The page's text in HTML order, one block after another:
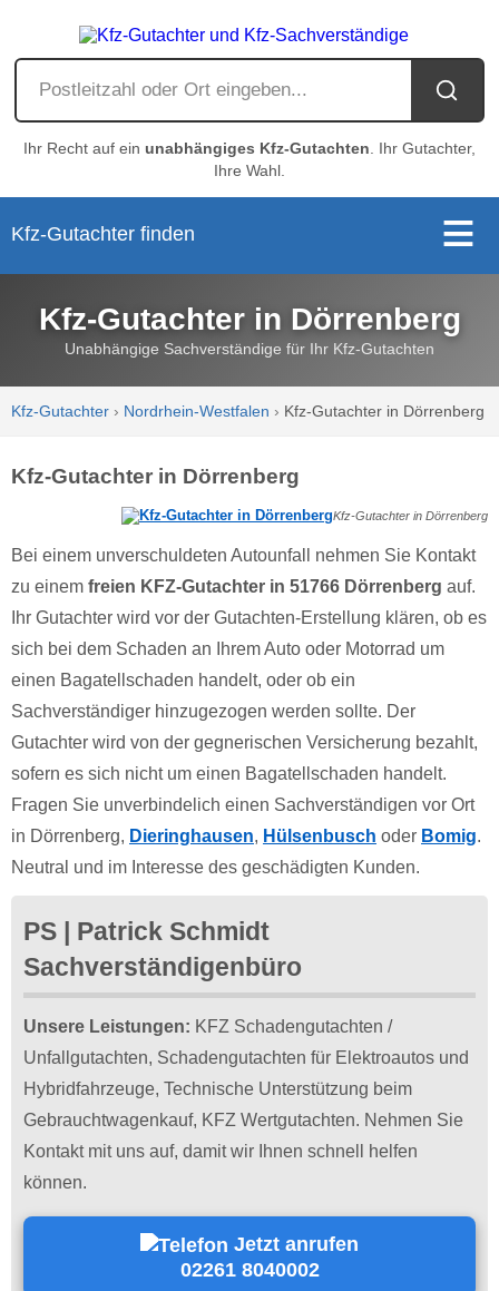
Ihr Recht auf ein unabhängiges Kfz-Gutachten . Ihr Gutachter,
Ihre Wahl.
Kfz-Gutachter finden
Kfz-Gutachter in Dörrenberg
Unabhängige Sachverständige für Ihr Kfz-Gutachten
Kfz-Gutachter › Nordrhein-Westfalen › Kfz-Gutachter in Dörrenberg
Kfz-Gutachter in Dörrenberg
Kfz-Gutachter in Dörrenberg
Bei einem unverschuldeten Autounfall nehmen Sie Kontakt
zu einem freien KFZ-Gutachter in 51766 Dörrenberg auf.
Ihr Gutachter wird vor der Gutachten-Erstellung klären, ob es
sich bei dem Schaden an Ihrem Auto oder Motorrad um
einen Bagatellschaden handelt, oder ob ein
Sachverständiger hinzugezogen werden sollte. Der
Gutachter wird von der gegnerischen Versicherung bezahlt,
sofern es sich nicht um einen Bagatellschaden handelt.
Fragen Sie unverbindelich einen Sachverständigen vor Ort
in Dörrenberg, Dieringhausen, Hülsenbusch oder Bomig.
Neutral und im Interesse des geschädigten Kunden.
PS | Patrick Schmidt
Sachverständigenbüro
Unsere Leistungen: KFZ Schadengutachten /
Unfallgutachten, Schadengutachten für Elektroautos und
Hybridfahrzeuge, Technische Unterstützung beim
Gebrauchtwagenkauf, KFZ Wertgutachten. Nehmen Sie
Kontakt mit uns auf, damit wir Ihnen schnell helfen
können.
Jetzt anrufen
02261 8040002